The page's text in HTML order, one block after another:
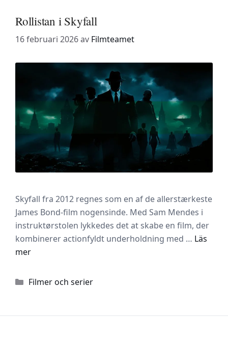
Rollistan i Skyfall
16 februari 2026av Filmteamet
Skyfall fra 2012 regnes som en af de allerstærkeste
James Bond-film nogensinde. Med Sam Mendes i
instruktørstolen lykkedes det at skabe en film, der
kombinerer actionfyldt underholdning med … Läs
mer
Kategorier
Filmer och serier